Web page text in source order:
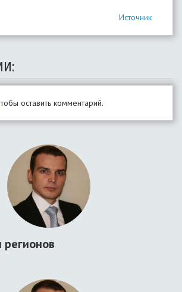
Источник
оставить комментарий.